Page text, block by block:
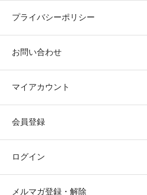
プライバシーポリシー
お問い合わせ
マイアカウント
会員登録
ログイン
メルマガ登録・解除